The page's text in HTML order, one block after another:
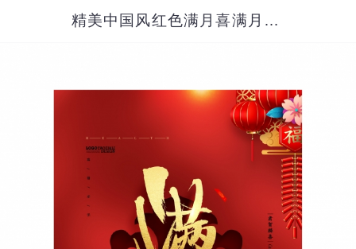
精美中国风红色满月喜满月酒邀请函